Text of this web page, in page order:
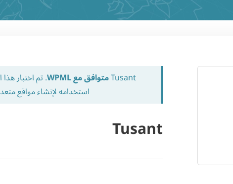
Tusantمتوافق مع WPML
. تم اختبار
استخدامه لإنشاء مواقع
Tusant